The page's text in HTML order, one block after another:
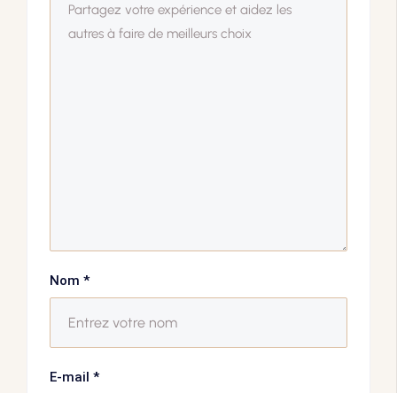
Nom *
E-mail *